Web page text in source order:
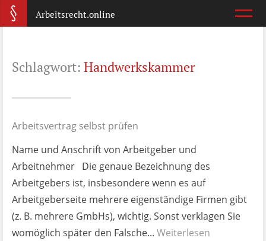
Arbeitsrecht.online
Was ist wichtig?
Wie reagiere ich?
Kündigung
Was jetzt?
Aufhebungsvertrag
Wann lohnt er sich?
Schlagwort: Handwerkskammer
Arbeitsvertrag selbst prüfen
Name und Anschrift von Arbeitgeber und
Arbeitnehmer Die genaue Bezeichnung des
Arbeitgebers ist, insbesondere wenn es auf
Arbeitgeberseite mehrere eigenständige Firmen gibt
(z. B. mehrere GmbHs), wichtig. Sonst verklagen Sie
womöglich später den Falsche... Weiterlesen